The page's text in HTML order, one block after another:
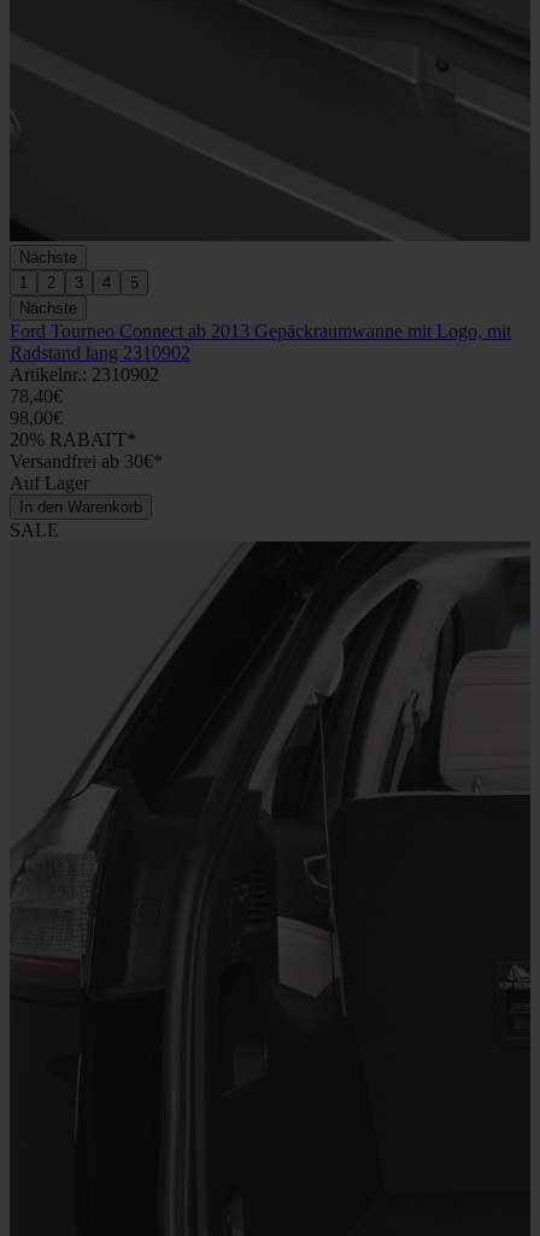
Nächste
1
2 3 4
5
Nächste
Ford Tourneo Connect ab 2013 Gepäckraumwanne mit Logo, mit
Radstand lang 2310902
Artikelnr.: 2310902
78,40€
98,00€
20% RABATT*
Versandfrei ab 30€*
Auf Lager
In den Warenkorb
SALE